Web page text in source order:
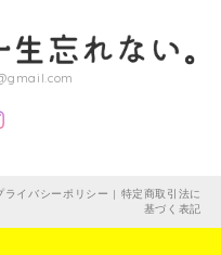
ライバシーポリシー | 特定商取引法に
基づく表記